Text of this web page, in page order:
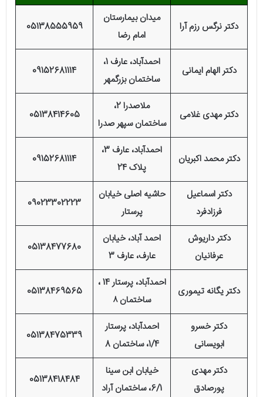
دکتر نرگس رزم آرا
میدان بیمارستان
امام رضا
05138555959
دکتر الهام ایمانی
احمدآباد، عارف 1،
ساختمان بزرگمهر
09152681114
دکتر مهدی غلامی
ملاصدرا 2،
ساختمان سپهر صدرا
05138414605
دکتر محمد اکبریان
احمدآباد، عارف 3،
پلاک 24
09152681114
دکتر اسماعیل
فرزادفرد
حاشیه اصلی خیابان
پرستار
09023302223
دکتر داریوش
عرفانیان
احمد آباد، خیابان
عارف، عارف 3
05138477680
دکتر یگانه تیموری
احمدآباد، پرستار 14 ،
ساختمان ۸
05138469565
دکتر خسرو
ابویسانی
احمدآباد، پرستار
1/4، ساختمان 8
05138475339
دکتر مهدی
پورصادق
خیابان ابن سینا
6/1، ساختمان آراد
05138418484